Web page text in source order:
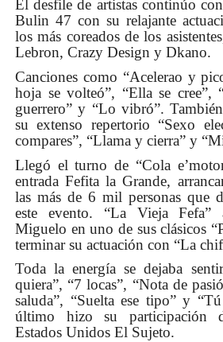
El desfile de artistas continúo
Bulin 47 con su relajante
los más coreados de los
Lebron, Crazy Design y Dkano.
Canciones como “Acelerao y
hoja se volteó”, “Ella se cree”,
guerrero” y “Lo vibró”.
su extenso repertorio “Sexo
compares”, “Llama y cierra” y
Llegó el turno de “Cola
entrada Fefita la Grande,
las más de 6 mil personas que
este evento. “La Vieja Fefa”
Miguelo en uno de sus clásicos
terminar su actuación con “La
Toda la energía se dejaba
quiera”, “7 locas”, “Nota de
saluda”, “Suelta ese tipo” y
último hizo su participación
Estados Unidos El Sujeto.